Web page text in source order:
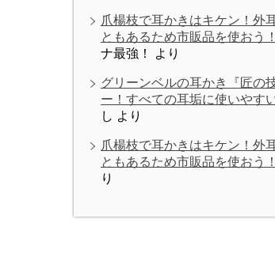
爪楊枝で耳かきはキケン！外
ともあるため市販品を使おう！
ナ最強！
より
グリーンベルの耳かき『匠の
ー！すべての耳垢に使いやす
し より
爪楊枝で耳かきはキケン！外
ともあるため市販品を使おう！
り